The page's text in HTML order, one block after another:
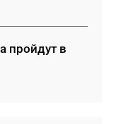
пройдут в